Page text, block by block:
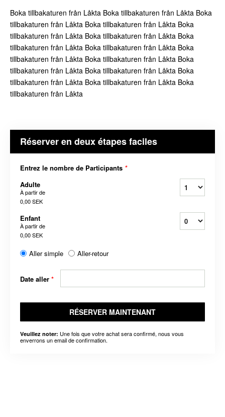
Boka tillbakaturen från Låkta Boka tillbakaturen från Låkta Boka
tillbakaturen från Låkta Boka tillbakaturen från Låkta Boka
tillbakaturen från Låkta Boka tillbakaturen från Låkta Boka
tillbakaturen från Låkta Boka tillbakaturen från Låkta Boka
tillbakaturen från Låkta Boka tillbakaturen från Låkta Boka
tillbakaturen från Låkta Boka tillbakaturen från Låkta Boka
tillbakaturen från Låkta Boka tillbakaturen från Låkta Boka
tillbakaturen från Låkta
Réserver en deux étapes faciles
Entrez le nombre de Participants *
Adulte
À partir de
0,00 SEK
Enfant
À partir de
0,00 SEK
Aller simple Aller-retour
Date aller *
RÉSERVER MAINTENANT
Veuillez noter: Une fois que votre achat sera confirmé, nous vous
enverrons un email de confirmation.